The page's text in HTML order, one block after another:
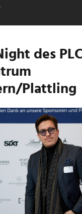
des
Plattling